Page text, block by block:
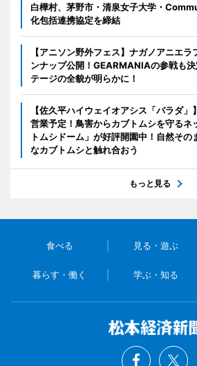
白樺村、茅野市・清泉女子大学・
化包括連携協定を締結
【アニソン野外フェス】ナガノアニエ
ンナップ公開！GEARMANIAの参戦も
テージの全貌が明らかに！
【佐久平ハイウェイオアシス「パラダ
営業予定！鳥害からカブトムシを守るネ
トムシドーム」が好評開園中！自然その
なカブトムシと触れ合おう
もっと見る
食べる 見る・遊ぶ
暮らす・働く 学ぶ・知る